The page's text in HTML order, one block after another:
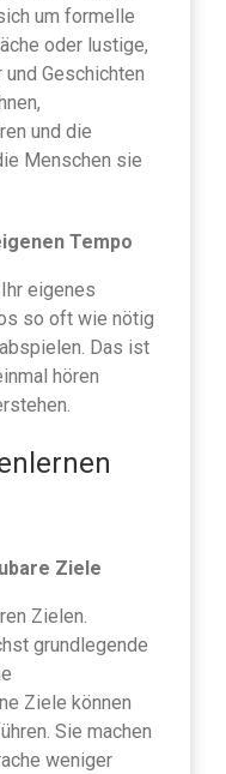
um formelle
oder lustige,
Geschichten
und die
Menschen sie
Tempo
eigenes
so oft wie nötig
Das ist
hören
Ziele
Zielen.
grundlegende
Ziele können
Sie machen
weniger